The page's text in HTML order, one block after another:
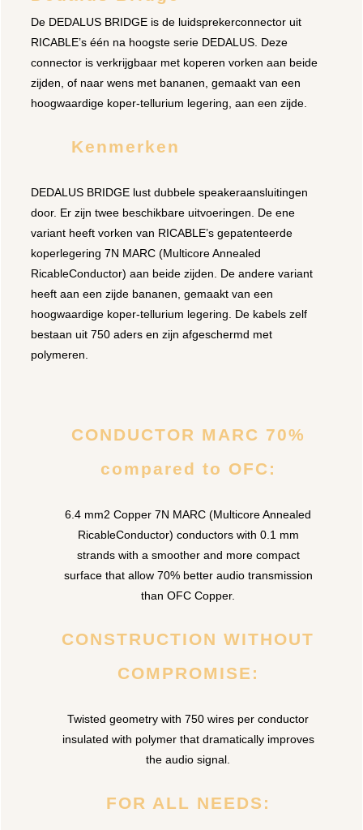
De DEDALUS BRIDGE is de luidsprekerconnector uit
RICABLE’s één na hoogste serie DEDALUS. Deze
connector is verkrijgbaar met koperen vorken aan beide
zijden, of naar wens met bananen, gemaakt van een
hoogwaardige koper-tellurium legering, aan een zijde.
Kenmerken
DEDALUS BRIDGE lust dubbele speakeraansluitingen
door. Er zijn twee beschikbare uitvoeringen. De ene
variant heeft vorken van RICABLE’s gepatenteerde
koperlegering 7N MARC (Multicore Annealed
RicableConductor) aan beide zijden. De andere variant
heeft aan een zijde bananen, gemaakt van een
hoogwaardige koper-tellurium legering. De kabels zelf
bestaan uit 750 aders en zijn afgeschermd met
polymeren.
CONDUCTOR MARC 70%
compared to OFC:
6.4 mm2 Copper 7N MARC (Multicore Annealed
RicableConductor) conductors with 0.1 mm
strands with a smoother and more compact
surface that allow 70% better audio transmission
than OFC Copper.
CONSTRUCTION WITHOUT
COMPROMISE:
Twisted geometry with 750 wires per conductor
insulated with polymer that dramatically improves
the audio signal.
FOR ALL NEEDS: